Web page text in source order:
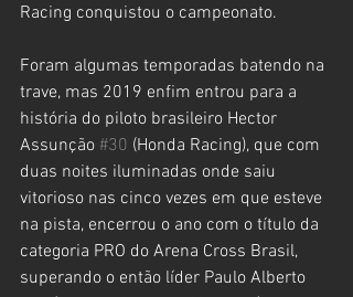
Racing conquistou o campeonato.
Foram algumas temporadas batendo na
trave, mas 2019 enfim entrou para a
história do piloto brasileiro Hector
Assunção #30 (Honda Racing), que com
duas noites iluminadas onde saiu
vitorioso nas cinco vezes em que esteve
na pista, encerrou o ano com o título da
categoria PRO do Arena Cross Brasil,
superando o então líder Paulo Alberto